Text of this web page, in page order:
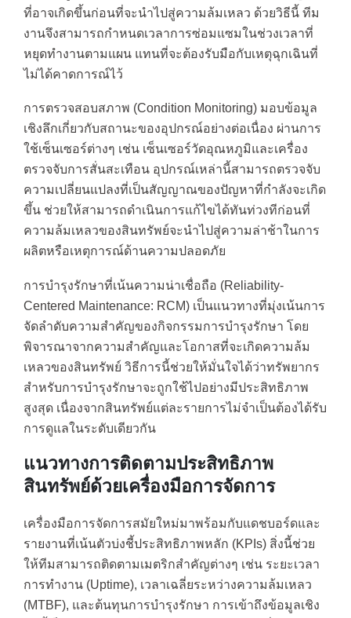
ที่อาจเกิดขึ้นก่อนที่จะนำไปสู่ความล้มเหลว ด้วยวิธีนี้ ทีม
งานจึงสามารถกำหนดเวลาการซ่อมแซมในช่วงเวลาที่
หยุดทำงานตามแผน แทนที่จะต้องรับมือกับเหตุฉุกเฉินที่
ไม่ได้คาดการณ์ไว้
การตรวจสอบสภาพ (Condition Monitoring) มอบข้อมูล
เชิงลึกเกี่ยวกับสถานะของอุปกรณ์อย่างต่อเนื่อง ผ่านการ
ใช้เซ็นเซอร์ต่างๆ เช่น เซ็นเซอร์วัดอุณหภูมิและเครื่อง
ตรวจจับการสั่นสะเทือน อุปกรณ์เหล่านี้สามารถตรวจจับ
ความเปลี่ยนแปลงที่เป็นสัญญาณของปัญหาที่กำลังจะเกิด
ขึ้น ช่วยให้สามารถดำเนินการแก้ไขได้ทันท่วงทีก่อนที่
ความล้มเหลวของสินทรัพย์จะนำไปสู่ความล่าช้าในการ
ผลิตหรือเหตุการณ์ด้านความปลอดภัย
การบำรุงรักษาที่เน้นความน่าเชื่อถือ (Reliability-
Centered Maintenance: RCM) เป็นแนวทางที่มุ่งเน้นการ
จัดลำดับความสำคัญของกิจกรรมการบำรุงรักษา โดย
พิจารณาจากความสำคัญและโอกาสที่จะเกิดความล้ม
เหลวของสินทรัพย์ วิธีการนี้ช่วยให้มั่นใจได้ว่าทรัพยากร
สำหรับการบำรุงรักษาจะถูกใช้ไปอย่างมีประสิทธิภาพ
สูงสุด เนื่องจากสินทรัพย์แต่ละรายการไม่จำเป็นต้องได้รับ
การดูแลในระดับเดียวกัน
แนวทางการติดตามประสิทธิภาพ
สินทรัพย์ด้วยเครื่องมือการจัดการ
เครื่องมือการจัดการสมัยใหม่มาพร้อมกับแดชบอร์ดและ
รายงานที่เน้นตัวบ่งชี้ประสิทธิภาพหลัก (KPIs) สิ่งนี้ช่วย
ให้ทีมสามารถติดตามเมตริกสำคัญต่างๆ เช่น ระยะเวลา
การทำงาน (Uptime), เวลาเฉลี่ยระหว่างความล้มเหลว
(MTBF), และต้นทุนการบำรุงรักษา การเข้าถึงข้อมูลเชิง